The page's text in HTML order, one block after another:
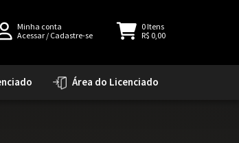
Minha conta
Acessar / Cadastre-se
0Itens
R$ 0,00
Área do Licenciado